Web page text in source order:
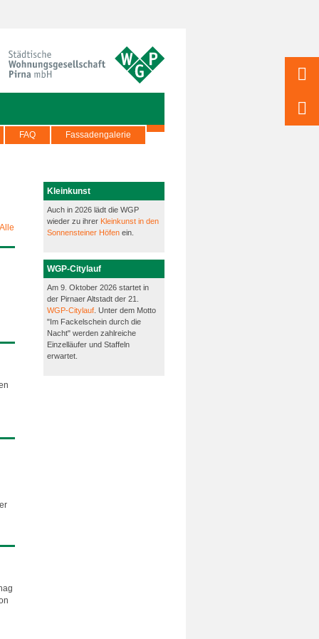
FAQ Fassadengalerie
Alle
Kleinkunst
Auch in 2026 lädt die WGP
wieder zu ihrer Kleinkunst in den
Sonnensteiner Höfen ein.
WGP-Citylauf
Am 9. Oktober 2026 startet in
der Pirnaer Altstadt der 21.
WGP-Citylauf . Unter dem Motto
"Im Fackelschein durch die
Nacht" werden zahlreiche
Einzelläufer und Staffeln
erwartet.